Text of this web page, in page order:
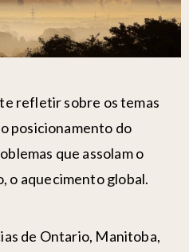
refletir sobre os temas
posicionamento do
que assolam o
o aquecimento global.
de Ontario, Manitoba,